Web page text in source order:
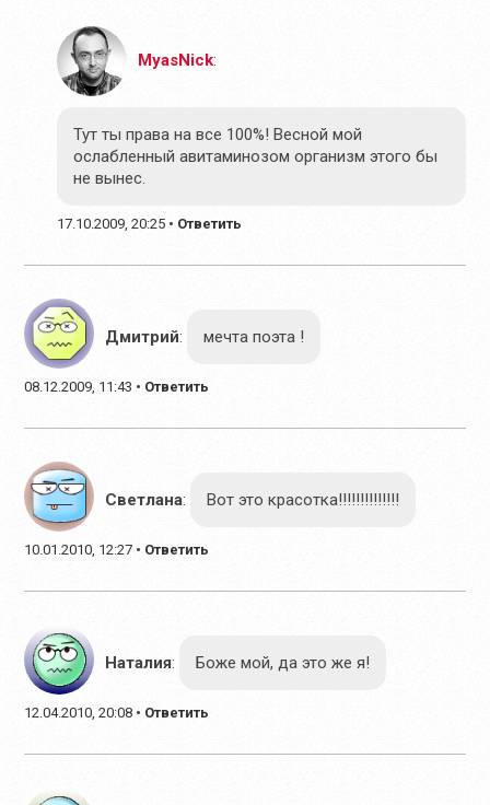
MyasNick:
Тут ты права на все 100%! Весной мой
ослабленный авитаминозом организм этого бы
не вынес.
17.10.2009, 20:25 • Ответить
Дмитрий: мечта поэта !
08.12.2009, 11:43 • Ответить
Светлана: Вот это красотка!!!!!!!!!!!!!!
10.01.2010, 12:27 • Ответить
Наталия: Боже мой, да это же я!
12.04.2010, 20:08 • Ответить